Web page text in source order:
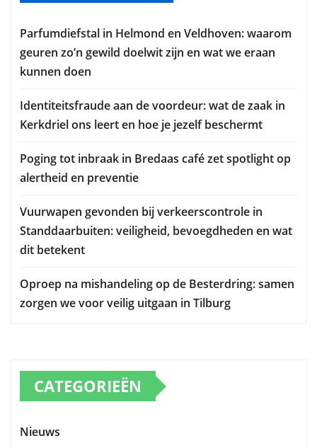
Parfumdiefstal in Helmond en Veldhoven: waarom
geuren zo’n gewild doelwit zijn en wat we eraan
kunnen doen
Identiteitsfraude aan de voordeur: wat de zaak in
Kerkdriel ons leert en hoe je jezelf beschermt
Poging tot inbraak in Bredaas café zet spotlight op
alertheid en preventie
Vuurwapen gevonden bij verkeerscontrole in
Standdaarbuiten: veiligheid, bevoegdheden en wat
dit betekent
Oproep na mishandeling op de Besterdring: samen
zorgen we voor veilig uitgaan in Tilburg
CATEGORIEËN
Nieuws